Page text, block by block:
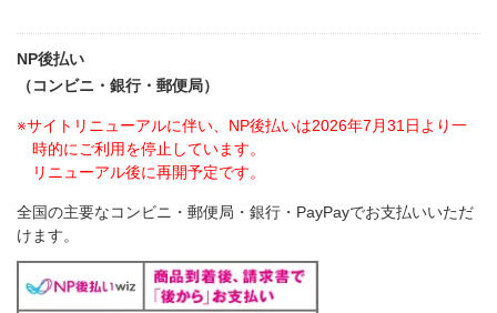
NP後払い
（コンビニ・銀行・郵便局）
※サイトリニューアルに伴い、NP後払いは2026年7月31日より一
時的にご利用を停止しています。
リニューアル後に再開予定です。
全国の主要なコンビニ・郵便局・銀行・PayPayでお支払いいただ
けます。